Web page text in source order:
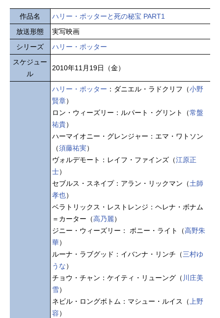
作品名
ハリー・ポッターと死の秘宝 PART1
放送形態
実写映画
シリーズ
ハリー・ポッター
スケジュー
ル
2010年11月19日（金）
ハリー・ポッター ：ダニエル・ラドクリフ（小野
賢章）
ロン・ウィーズリー：ルパート・グリント（常盤
祐貴）
ハーマイオニー・グレンジャー：エマ・ワトソン
（須藤祐実）
ヴォルデモート：レイフ・ファインズ（江原正
士）
セブルス・スネイプ：アラン・リックマン（土師
孝也）
ベラトリックス・レストレンジ：ヘレナ・ボナム
＝カーター（高乃麗）
ジニー・ウィーズリー： ボニー・ライト（高野朱
華）
ルーナ・ラブグッド：イバンナ・リンチ（三村ゆ
うな）
チョウ・チャン：ケイティ・リューング（ 川庄美
雪）
ネビル・ロングボトム：マシュー・ルイス（上野
容）